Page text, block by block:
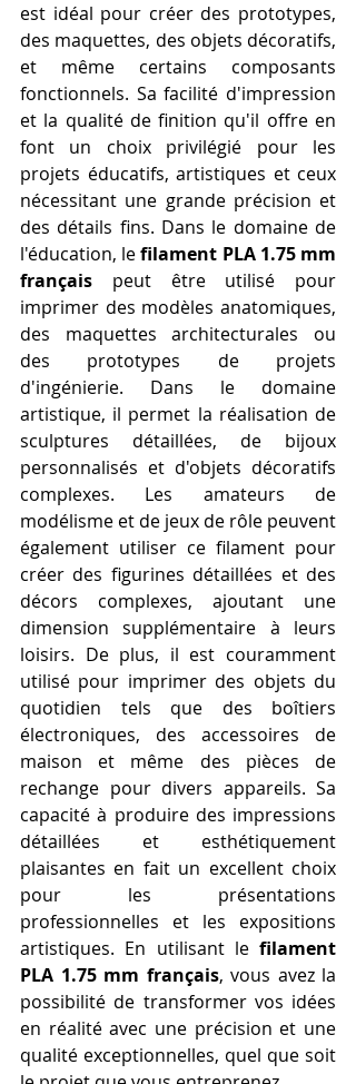
est idéal pour créer des prototypes,
des maquettes, des objets décoratifs,
et même certains composants
fonctionnels. Sa facilité d'impression
et la qualité de finition qu'il offre en
font un choix privilégié pour les
projets éducatifs, artistiques et ceux
nécessitant une grande précision et
des détails fins. Dans le domaine de
l'éducation, le filament PLA 1.75 mm
français peut être utilisé pour
imprimer des modèles anatomiques,
des maquettes architecturales ou
des prototypes de projets
d'ingénierie. Dans le domaine
artistique, il permet la réalisation de
sculptures détaillées, de bijoux
personnalisés et d'objets décoratifs
complexes. Les amateurs de
modélisme et de jeux de rôle peuvent
également utiliser ce filament pour
créer des figurines détaillées et des
décors complexes, ajoutant une
dimension supplémentaire à leurs
loisirs. De plus, il est couramment
utilisé pour imprimer des objets du
quotidien tels que des boîtiers
électroniques, des accessoires de
maison et même des pièces de
rechange pour divers appareils. Sa
capacité à produire des impressions
détaillées et esthétiquement
plaisantes en fait un excellent choix
pour les présentations
professionnelles et les expositions
artistiques. En utilisant le filament
PLA 1.75 mm français, vous avez la
possibilité de transformer vos idées
en réalité avec une précision et une
qualité exceptionnelles, quel que soit